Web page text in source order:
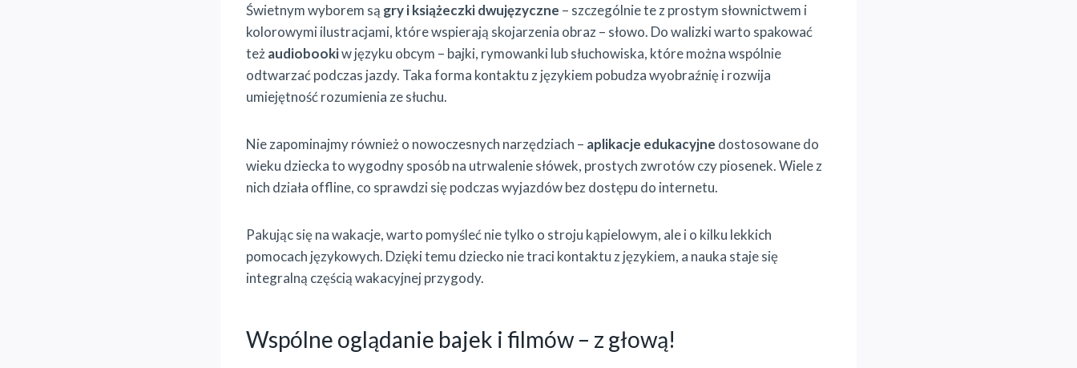
Świetnym wyborem są gry i książeczki dwujęzyczne – szczególnie te z prostym słownictwem i
kolorowymi ilustracjami, które wspierają skojarzenia obraz – słowo. Do walizki warto spakować
teżaudiobookiw języku obcym – bajki, rymowanki lub słuchowiska, które można wspólnie
odtwarzać podczas jazdy. Taka forma kontaktu z językiem pobudza wyobraźnię i rozwija
umiejętność rozumienia ze słuchu.
Nie zapominajmy również o nowoczesnych narzędziach – aplikacje edukacyjne dostosowane do
wieku dziecka to wygodny sposób na utrwalenie słówek, prostych zwrotów czy piosenek. Wiele z
nich działa offline, co sprawdzi się podczas wyjazdów bez dostępu do internetu.
Pakując się na wakacje, warto pomyśleć nie tylko o stroju kąpielowym, ale i o kilku lekkich
pomocach językowych. Dzięki temu dziecko nie traci kontaktu z językiem, a nauka staje się
integralną częścią wakacyjnej przygody.
Wspólne oglądanie bajek i filmów – z głową!